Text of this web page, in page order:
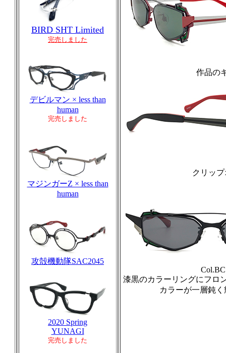
BIRD SHT Limited
完売しました
デビルマン × less than
human
完売しました
マジンガーZ × less than
human
攻殻機動隊SAC2045
2020 Spring
YUNAGI
完売しました
作品の
クリッ
Col.BC
漆黒のカラーリングにフロ
カラーが一層鈍